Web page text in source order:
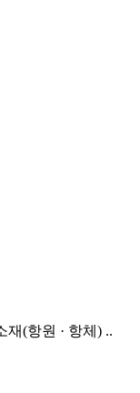
(항원 · 항체) ..